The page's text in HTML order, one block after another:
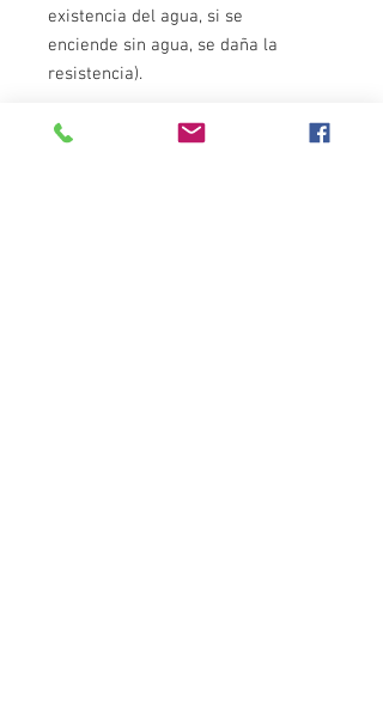
existencia del agua, si se
enciende sin agua, se daña la
resistencia).
Encienda y espere unos 15 minutos